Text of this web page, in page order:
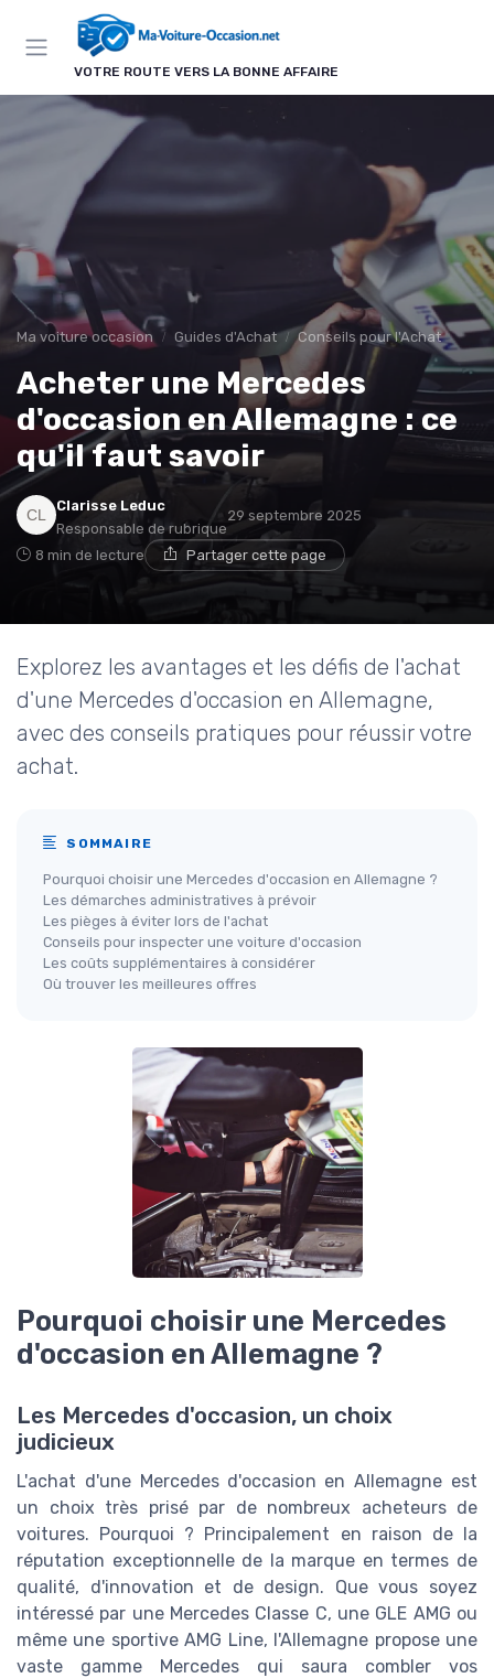
VOTRE ROUTE VERS LA BONNE AFFAIRE
Ma voiture occasion Guides d'Achat Conseils pour l'Achat
Acheter une Mercedes
d'occasion en Allemagne : ce
qu'il faut savoir
Clarisse Leduc
Responsable de rubrique
29 septembre 2025
8 min de lecture Partager cette page
Explorez les avantages et les défis de l'achat
d'une Mercedes d'occasion en Allemagne,
avec des conseils pratiques pour réussir votre
achat.
SOMMAIRE
Pourquoi choisir une Mercedes d'occasion en Allemagne ?
Les démarches administratives à prévoir
Les pièges à éviter lors de l'achat
Conseils pour inspecter une voiture d'occasion
Les coûts supplémentaires à considérer
Où trouver les meilleures offres
Pourquoi choisir une Mercedes
d'occasion en Allemagne ?
Les Mercedes d'occasion, un choix
judicieux
L'achat d'une Mercedes d'occasion en Allemagne est
un choix très prisé par de nombreux acheteurs de
voitures. Pourquoi ? Principalement en raison de la
réputation exceptionnelle de la marque en termes de
qualité, d'innovation et de design. Que vous soyez
intéressé par une Mercedes Classe C, une GLE AMG ou
même une sportive AMG Line, l'Allemagne propose une
vaste gamme Mercedes qui saura combler vos
Panneau de gestion des cookies